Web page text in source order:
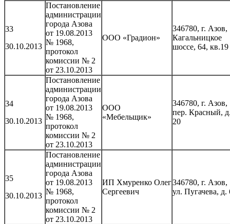
33
30.10.2013
Постановление
администрации
города Азова
от 19.08.2013
№ 1968,
протокол
комиссии № 2
от 23.10.2013
ООО «Градион»
346780, г. Азов,
Кагальницкое
шоссе, 64, кв.19
34
30.10.2013
Постановление
администрации
города Азова
от 19.08.2013
№ 1968,
протокол
комиссии № 2
от 23.10.2013
ООО
«Мебельщик»
346780, г. Азов,
пер. Красный,
20
35
30.10.2013
Постановление
администрации
города Азова
от 19.08.2013
№ 1968,
протокол
комиссии № 2
от 23.10.2013
ИП Хмуренко Олег
Сергеевич
346780, г. Азов,
ул. Пугачева, д.